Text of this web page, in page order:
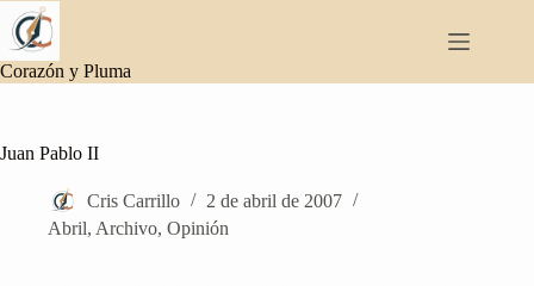
Saltar
contenido
Corazón y Pluma
Juan Pablo II
Cris Carrillo
2 de abril de 2007
Abril, Archivo, Opinión